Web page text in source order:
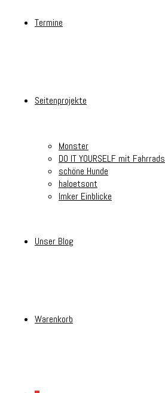
Termine
Seitenprojekte
Monster
DO IT YOURSELF mit
schöne Hunde
haloetsont
Imker Einblicke
Unser Blog
Warenkorb